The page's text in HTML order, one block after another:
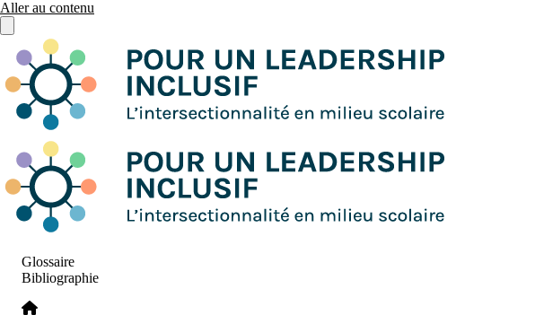
Aller au contenu
Glossaire
Bibliographie